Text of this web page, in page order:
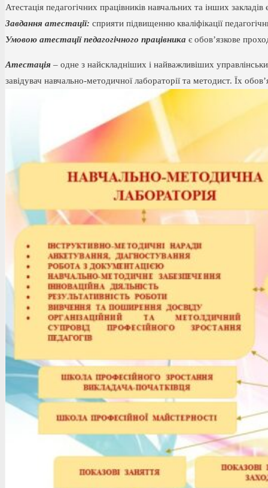
Атестація педагогічних працівників навчальних та інших закладів
Завдання атестації: сприяти підвищенню кваліфікації
Умовою атестації педагогічного працівника є обов’язкове
Атестація – одне з найскладніших і найважливіших
завідувач навчально-методичної лабораторії та методист. Їх